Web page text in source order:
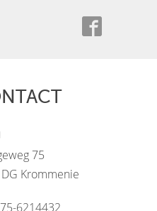
75
Krommenie
6214432